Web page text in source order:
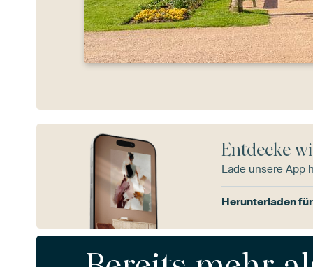
Entdecke
Lade unsere App
Herunterladen für